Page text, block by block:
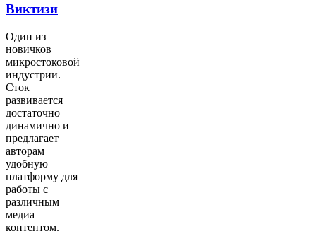
Виктизи
Один из
новичков
микростоковой
индустрии.
Сток
развивается
достаточно
динамично и
предлагает
авторам
удобную
платформу для
работы с
различным
медиа
контентом.